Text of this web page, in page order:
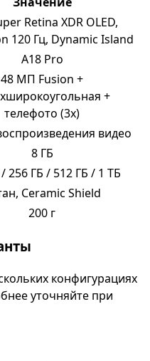
Retina XDR OLED,
120 Гц, Dynamic Island
A18 Pro
48 МП Fusion +
+
телефото (3x)
видео
8 ГБ
256 ГБ / 512 ГБ / 1 ТБ
Ceramic Shield
200 г
конфигурациях
уточняйте при